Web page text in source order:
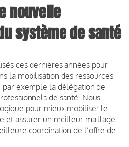
nouvelle
système de santé
ces dernières années pour
la mobilisation des ressources
par exemple la délégation de
de santé. Nous
pour mieux mobiliser le
et assurer un meilleur maillage
coordination de l’offre de